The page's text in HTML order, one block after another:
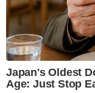
Japan's Oldest
Age: Just Stop